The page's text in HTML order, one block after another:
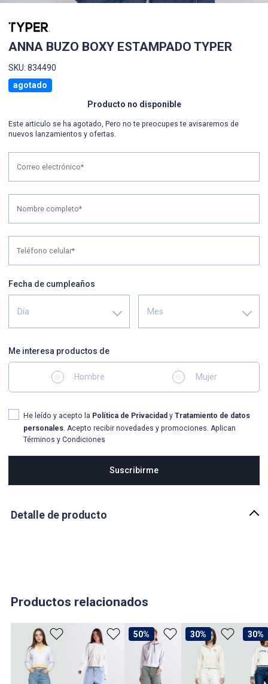
ANNA BUZO BOXY ESTAMPADO TYPER
SKU: 834490
agotado
Producto no disponible
Este articulo se ha agotado, Pero no te preocupes te avisaremos de
nuevos lanzamientos y ofertas.
Correo electrónico*
Nombre completo*
Teléfono celular*
Fecha de cumpleaños
Día Mes
Me interesa productos de
Hombre Mujer
He leído y acepto la Política de Privacidad y Tratamiento de datos
personales. Acepto recibir novedades y promociones. Aplican
Términos y Condiciones
Suscribirme
Detalle de producto
Importador:
Cuidado y Lavado
Lavar en maquina, no usar blanqueadores, lavar y secar con
colores similares, no retorcer, no dejar en remojo, no secar al sol,
planchar a temperatura tibia
Productos relacionados
50% 30% 30%